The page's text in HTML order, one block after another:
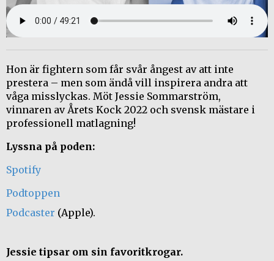
Hon är fightern som får svår ångest av att inte
prestera – men som ändå vill inspirera andra att
våga misslyckas. Möt Jessie Sommarström,
vinnaren av Årets Kock 2022 och svensk mästare i
professionell matlagning!
Lyssna på poden:
Spotify
Podtoppen
Podcaster (Apple).
Jessie tipsar om sin favoritkrogar.